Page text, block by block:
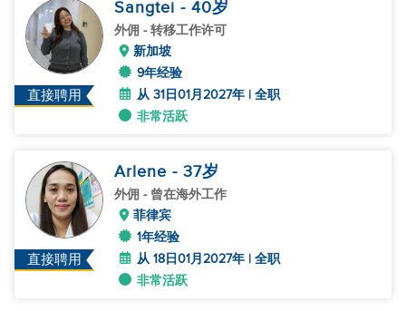
直接聘用
Sangtei - 40岁
外佣 - 转移工作许可
新加坡
9年经验
从 31日01月2027年 | 全职
非常活跃
直接聘用
Arlene - 37岁
外佣 - 曾在海外工作
菲律宾
1年经验
从 18日01月2027年 | 全职
非常活跃